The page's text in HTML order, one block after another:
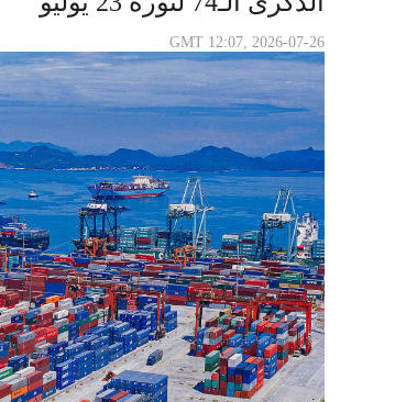
GMT 12:07, 2026-07-26